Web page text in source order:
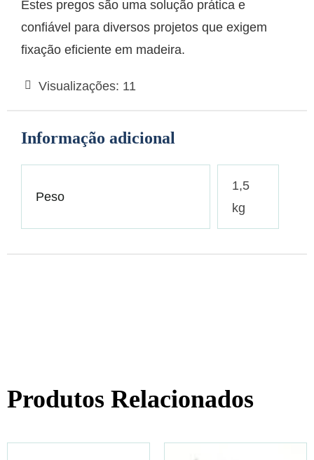
Estes pregos são uma solução prática e
confiável para diversos projetos que exigem
fixação eficiente em madeira.
Visualizações: 11
Informação adicional
Peso
1,5
kg
Produtos Relacionados